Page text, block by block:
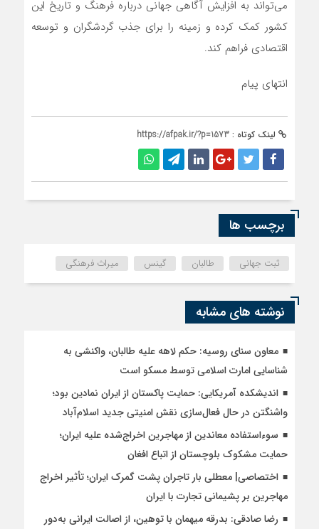
می‌تواند به افزایش آگاهی جهانی درباره فرهنگ و تاریخ این
کشور کمک کرده و زمینه را برای جذب گردشگران و توسعه
اقتصادی فراهم کند.
انتهای پیام
لینک کوتاه : https://afpak.ir/?p=1573
برچسب ها
ثبت جهانی طالبان گینس میراث فرهنگی
نوشته های مشابه
معاون سنای روسیه: حکم لاهه علیه طالبان، واکنشی به
شناسایی امارت اسلامی توسط مسکو است
اندیشکده آمریکایی: حمایت پاکستان از ایران نمادین بود؛
واشنگتن در حال فعال‌سازی نقش امنیتی جدید اسلام‌آباد
سوءاستفاده معاندین از مهاجرین اخراج‌شده علیه ایران؛
حمایت مشکوک بلوچستان از اتباع افغان
اختصاصی| معطلی بار تاجران پشت گمرک ایران؛ تأثیر اخراج
مهاجرین بر پشیمانی تجارت با ایران
رضا صادقی: بدرقه میهمان با توهین، از اصالت ایرانی به‌دور